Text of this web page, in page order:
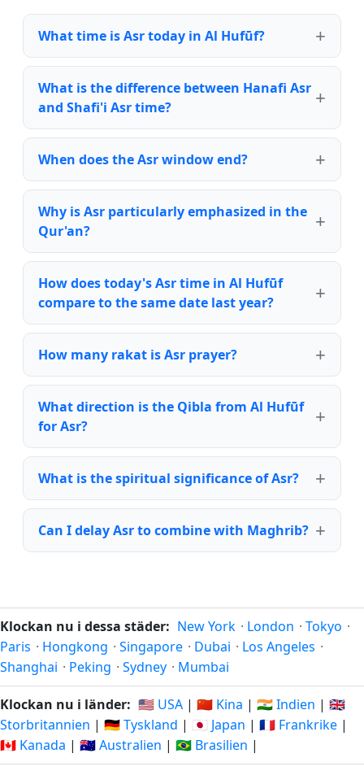
What time is Asr today in Al Hufūf?
What is the difference between Hanafi Asr
and Shafi'i Asr time?
When does the Asr window end?
Why is Asr particularly emphasized in the
Qur'an?
How does today's Asr time in Al Hufūf
compare to the same date last year?
How many rakat is Asr prayer?
What direction is the Qibla from Al Hufūf
for Asr?
What is the spiritual significance of Asr?
Can I delay Asr to combine with Maghrib?
Klockan nu i dessa städer: New York · London · Tokyo ·
Paris · Hongkong · Singapore · Dubai · Los Angeles ·
Shanghai · Peking · Sydney · Mumbai
Klockan nu i länder: 🇺🇸 USA | 🇨🇳 Kina | 🇮🇳 Indien | 🇬🇧
Storbritannien | 🇩🇪 Tyskland | 🇯🇵 Japan | 🇫🇷 Frankrike |
🇨🇦 Kanada | 🇦🇺 Australien | 🇧🇷 Brasilien |